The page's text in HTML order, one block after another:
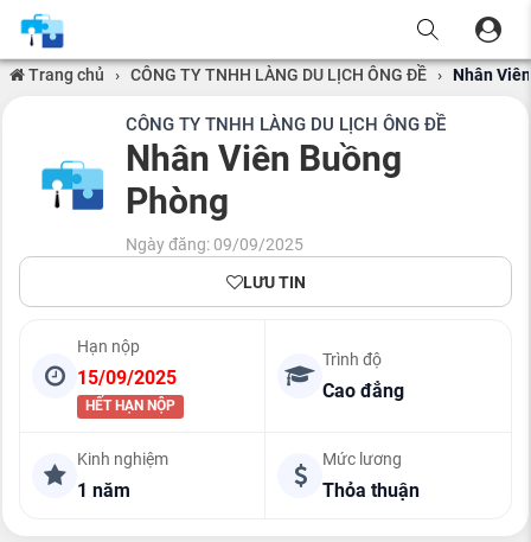
Trang chủ › CÔNG TY TNHH LÀNG DU LỊCH ÔNG ĐỀ › Nhân
CÔNG TY TNHH LÀNG DU LỊCH ÔNG ĐỀ
Nhân Viên Buồng
Phòng
Ngày đăng: 09/09/2025
LƯU TIN
Hạn nộp
15/09/2025
HẾT HẠN NỘP
Trình độ
Cao đẳng
Kinh nghiệm
1 năm
Mức lương
Thỏa thuận